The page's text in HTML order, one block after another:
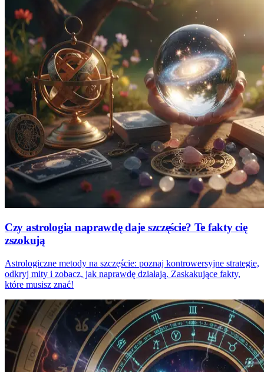
Czy astrologia naprawdę daje szczęście? Te fakty cię
zszokują
Astrologiczne metody na szczęście: poznaj kontrowersyjne strategie,
odkryj mity i zobacz, jak naprawdę działają. Zaskakujące fakty,
które musisz znać!